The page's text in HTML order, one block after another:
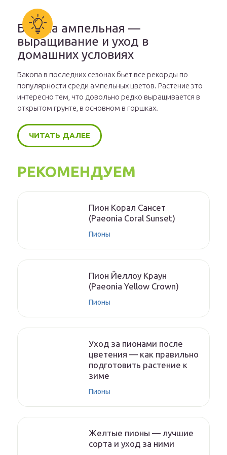
Бакопа ампельная —
выращивание и уход в
домашних условиях
Бакопа в последних сезонах бьет все рекорды по
популярности среди ампельных цветов. Растение это
интересно тем, что довольно редко выращивается в
открытом грунте, в основном в горшках.
ЧИТАТЬ ДАЛЕЕ
РЕКОМЕНДУЕМ
Пион Корал Сансет
(Paeonia Coral Sunset)
Пионы
Пион Йеллоу Краун
(Paeonia Yellow Crown)
Пионы
Уход за пионами после
цветения — как правильно
подготовить растение к
зиме
Пионы
Желтые пионы — лучшие
сорта и уход за ними